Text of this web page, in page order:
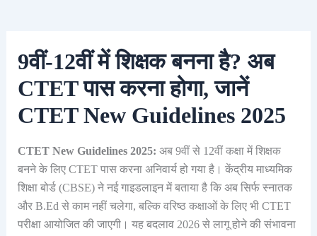
9वीं-12वीं में शिक्षक बनना है? अब
CTET पास करना होगा, जानें
CTET New Guidelines 2025
CTET New Guidelines 2025: अब 9वीं से 12वीं कक्षा में शिक्षक
बनने के लिए CTET पास करना अनिवार्य हो गया है। केंद्रीय माध्यमिक
शिक्षा बोर्ड (CBSE) ने नई गाइडलाइन में बताया है कि अब सिर्फ स्नातक
और B.Ed से काम नहीं चलेगा, बल्कि वरिष्ठ कक्षाओं के लिए भी CTET
परीक्षा आयोजित की जाएगी। यह बदलाव 2026 से लागू होने की संभावना